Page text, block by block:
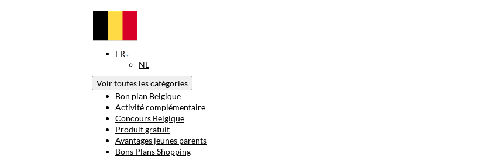
FR
NL
Voir toutes les catégories
Bon plan Belgique
Activité complémentaire
Concours Belgique
Produit gratuit
Avantages jeunes parents
Bons Plans Shopping